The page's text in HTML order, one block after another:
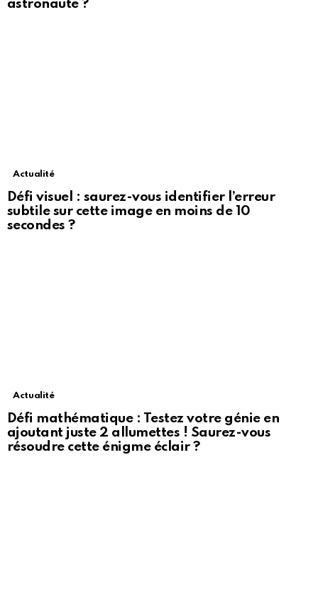
astronaute ?
Actualité
Défi visuel : saurez-vous identifier l’erreur
subtile sur cette image en moins de 10
secondes ?
Actualité
Défi mathématique : Testez votre génie en
ajoutant juste 2 allumettes ! Saurez-vous
résoudre cette énigme éclair ?